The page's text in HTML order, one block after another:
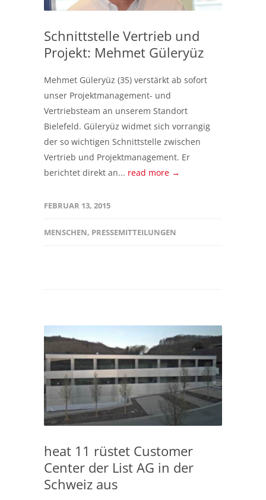
Schnittstelle Vertrieb und
Projekt: Mehmet Güleryüz
Mehmet Güleryüz (35) verstärkt ab sofort
unser Projektmanagement- und
Vertriebsteam an unserem Standort
Bielefeld. Güleryüz widmet sich vorrangig
der so wichtigen Schnittstelle zwischen
Vertrieb und Projektmanagement. Er
berichtet direkt an... read more →
FEBRUAR 13, 2015
MENSCHEN, PRESSEMITTEILUNGEN
heat 11 rüstet Customer
Center der List AG in der
Schweiz aus